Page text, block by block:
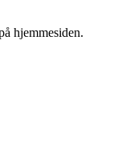
hjemmesiden.